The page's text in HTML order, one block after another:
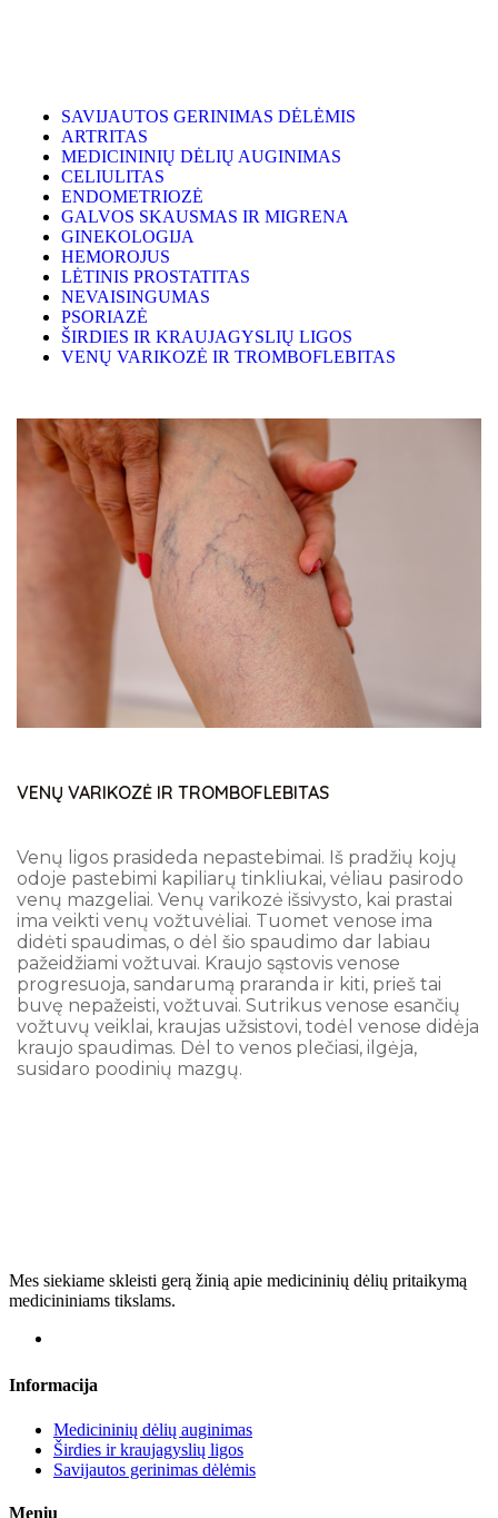
SAVIJAUTOS GERINIMAS DĖLĖMIS
ARTRITAS
MEDICININIŲ DĖLIŲ AUGINIMAS
CELIULITAS
ENDOMETRIOZĖ
GALVOS SKAUSMAS IR MIGRENA
GINEKOLOGIJA
HEMOROJUS
LĖTINIS PROSTATITAS
NEVAISINGUMAS
PSORIAZĖ
ŠIRDIES IR KRAUJAGYSLIŲ LIGOS
VENŲ VARIKOZĖ IR TROMBOFLEBITAS
VENŲ VARIKOZĖ IR TROMBOFLEBITAS
Venų ligos prasideda nepastebimai. Iš pradžių kojų
odoje pastebimi kapiliarų tinkliukai, vėliau pasirodo
venų mazgeliai. Venų varikozė išsivysto, kai prastai
ima veikti venų vožtuvėliai. Tuomet venose ima
didėti spaudimas, o dėl šio spaudimo dar labiau
pažeidžiami vožtuvai. Kraujo sąstovis venose
progresuoja, sandarumą praranda ir kiti, prieš tai
buvę nepažeisti, vožtuvai. Sutrikus venose esančių
vožtuvų veiklai, kraujas užsistovi, todėl venose didėja
kraujo spaudimas. Dėl to venos plečiasi, ilgėja,
susidaro poodinių mazgų.
Mes siekiame skleisti gerą žinią apie medicininių dėlių pritaikymą
medicininiams tikslams.
Informacija
Medicininių dėlių auginimas
Širdies ir kraujagyslių ligos
Savijautos gerinimas dėlėmis
Meniu